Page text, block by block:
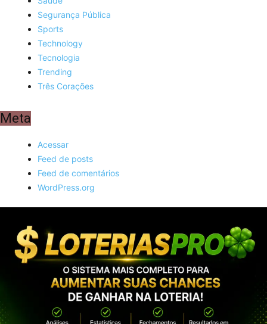
Segurança Pública
Sports
Technology
Tecnologia
Trending
Três Corações
Meta
Acessar
Feed de posts
Feed de comentários
WordPress.org